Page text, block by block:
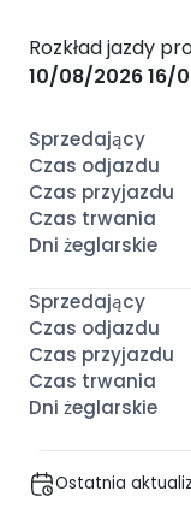
Rozkład jazdy
10/08/202616/
Ostatnia